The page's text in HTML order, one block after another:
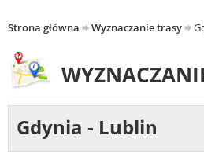
Strona główna Wyznaczanie trasy
Gdynia - Lublin